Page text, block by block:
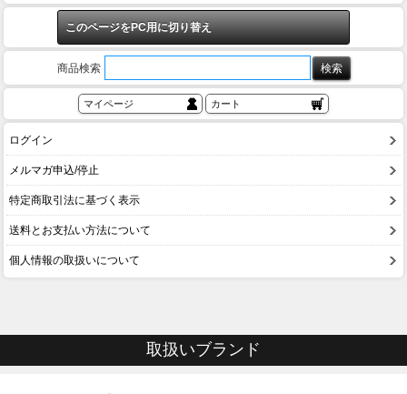
このページをPC用に切り替え
商品検索
マイページ カート
ログイン
メルマガ申込/停止
特定商取引法に基づく表示
送料とお支払い方法について
個人情報の取扱いについて
取扱いブランド